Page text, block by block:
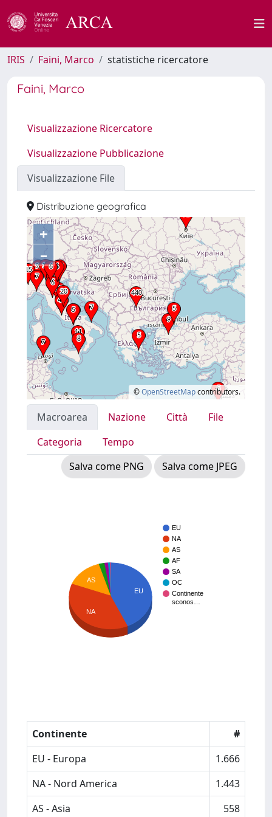
IRIS Faini, Marco statistiche ricercatore
Faini, Marco
Visualizzazione Ricercatore
Visualizzazione Pubblicazione
Visualizzazione File
Distribuzione geografica
+
–
©OpenStreetMapcontributors.
Macroarea Nazione Città
File
Categoria
Tempo
Salva come PNG
Salva come JPEG
EU
NA
AS
AF
SA
OC
Continente
sconos…
EU
AS
NA
Continente
#
EU - Europa
1.666
NA - Nord America
1.443
AS - Asia
558